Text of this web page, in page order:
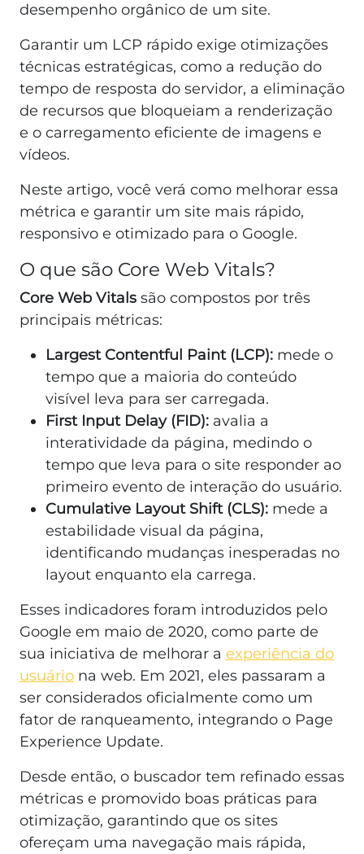
desempenho orgânico de um site.
Garantir um LCP rápido exige otimizações
técnicas estratégicas, como a redução do
tempo de resposta do servidor, a eliminação
de recursos que bloqueiam a renderização
e o carregamento eficiente de imagens e
vídeos.
Neste artigo, você verá como melhorar essa
métrica e garantir um site mais rápido,
responsivo e otimizado para o Google.
O que são Core Web Vitals?
Core Web Vitals são compostos por três
principais métricas:
Largest Contentful Paint (LCP): mede o
tempo que a maioria do conteúdo
visível leva para ser carregada.
First Input Delay (FID): avalia a
interatividade da página, medindo o
tempo que leva para o site responder ao
primeiro evento de interação do usuário.
Cumulative Layout Shift (CLS): mede a
estabilidade visual da página,
identificando mudanças inesperadas no
layout enquanto ela carrega.
Esses indicadores foram introduzidos pelo
Google em maio de 2020, como parte de
sua iniciativa de melhorar a experiência do
usuário na web. Em 2021, eles passaram a
ser considerados oficialmente como um
fator de ranqueamento, integrando o Page
Experience Update.
Desde então, o buscador tem refinado essas
métricas e promovido boas práticas para
otimização, garantindo que os sites
ofereçam uma navegação mais rápida,